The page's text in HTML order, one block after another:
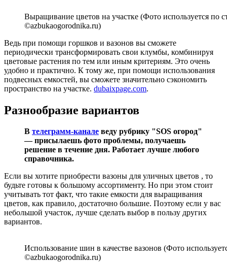
Выращивание цветов на участке (Фото используется по
©azbukaogorodnika.ru)
Ведь при помощи горшков и вазонов вы сможете
периодически трансформировать свои клумбы, комбинируя
цветовые растения по тем или иным критериям. Это очень
удобно и практично. К тому же, при помощи использования
подвесных емкостей, вы сможете значительно сэкономить
пространство на участке. dubaixpage.com.
Разнообразие вариантов
В телеграмм-канале веду рубрику "SOS огород"
— присылаешь фото проблемы, получаешь
решение в течение дня. Работает лучше любого
справочника.
Если вы хотите приобрести вазоны для уличных цветов , то
будьте готовы к большому ассортименту. Но при этом стоит
учитывать тот факт, что такие емкости для выращивания
цветов, как правило, достаточно большие. Поэтому если у вас
небольшой участок, лучше сделать выбор в пользу других
вариантов.
Использование шин в качестве вазонов (Фото
©azbukaogorodnika.ru)